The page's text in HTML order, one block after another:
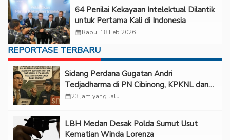
64 Penilai Kekayaan Intelektual Dilantik
untuk Pertama Kali di Indonesia
calendar_monthRabu, 18 Feb 2026
REPORTASE TERBARU
Sidang Perdana Gugatan Andri
Tedjadharma di PN Cibinong, KPKNL dan
PUPN Mangkir
calendar_month23 jam yang lalu
LBH Medan Desak Polda Sumut Usut
Kematian Winda Lorenza